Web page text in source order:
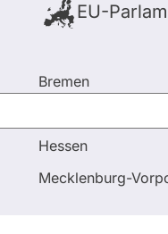
EU-
Bremen
Hessen
Mecklenburg-
von Marenholtz-